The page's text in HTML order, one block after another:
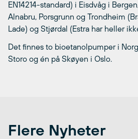
EN14214-standard) i Eisdvåg i
Alnabru, Porsgrunn og Trondheim
Lade) og Stjørdal (Estra har heller
Det finnes to bioetanolpumper i
Storo og én på Skøyen i Oslo.
Flere Nyheter